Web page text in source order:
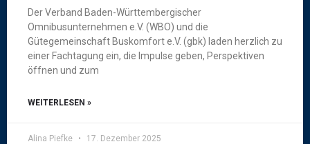
Der Verband Baden-Württembergischer
Omnibusunternehmen e.V. (WBO) und die
Gütegemeinschaft Buskomfort e.V. (gbk) laden herzlich zu
einer Fachtagung ein, die Impulse geben, Perspektiven
öffnen und zum
WEITERLESEN »
Alina Piefke 17. Dezember 2025